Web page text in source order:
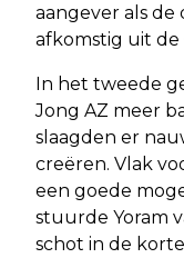
aangever als
afkomstig uit de
In het tweede
Jong AZ meer
slaagden er
creëren. Vlak
een goede
stuurde Yoram
schot in de